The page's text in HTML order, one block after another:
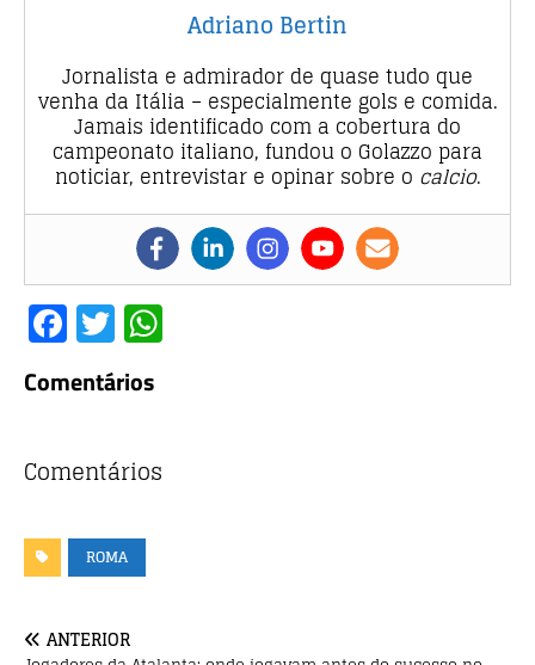
Adriano Bertin
Jornalista e admirador de quase tudo que
venha da Itália – especialmente gols e comida.
Jamais identificado com a cobertura do
campeonato italiano, fundou o Golazzo para
noticiar, entrevistar e opinar sobre o calcio.
F
a
c
b
o
k
T
w
it
r
Comentários
Comentários
ROMA
ANTERIOR